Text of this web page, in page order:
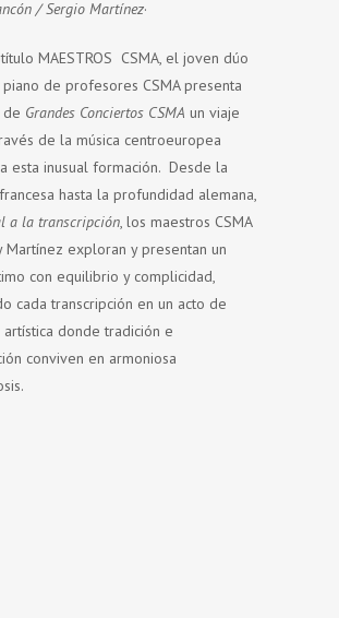
/ Sergio Martínez·
MAESTROS CSMA, el joven dúo
de profesores CSMA presenta
Grandes Conciertos CSMA un viaje
de la música centroeuropea
esta inusual formación. Desde la
hasta la profundidad alemana,
a la transcripción, los maestros CSMA
Martínez exploran y presentan un
con equilibrio y complicidad,
cada transcripción en un acto de
donde tradición e
conviven en armoniosa